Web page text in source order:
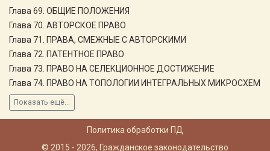
Глава 69. ОБЩИЕ ПОЛОЖЕНИЯ
Глава 70. АВТОРСКОЕ ПРАВО
Глава 71. ПРАВА, СМЕЖНЫЕ С АВТОРСКИМИ
Глава 72. ПАТЕНТНОЕ ПРАВО
Глава 73. ПРАВО НА СЕЛЕКЦИОННОЕ ДОСТИЖЕНИЕ
Глава 74. ПРАВО НА ТОПОЛОГИИ ИНТЕГРАЛЬНЫХ МИКРОСХЕМ
Показать ещё...
Политика обработки ПД
© 2015 - 2026, Гражданское законодательство